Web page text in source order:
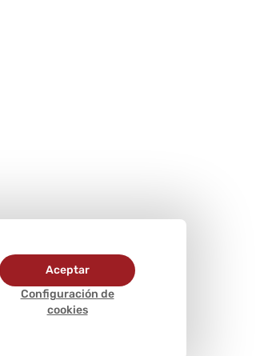
Configuración de
cookies
Aceptar